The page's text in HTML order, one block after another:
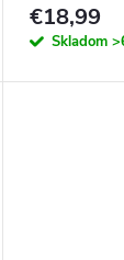
€18,99
Skladom